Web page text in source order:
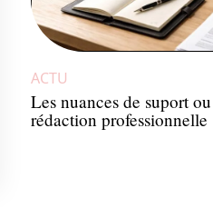
ACTU
Les nuances de suport
rédaction professionnelle